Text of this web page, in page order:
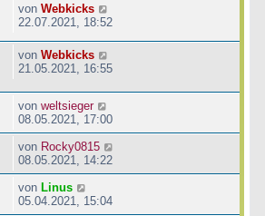
von Webkicks
22.07.2021, 18:52
von Webkicks
21.05.2021, 16:55
von weltsieger
08.05.2021, 17:00
von Rocky0815
08.05.2021, 14:22
von Linus
05.04.2021, 15:04